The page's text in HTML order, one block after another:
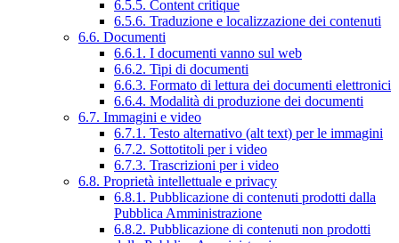
6.5.5. Content critique
6.5.6. Traduzione e localizzazione dei contenuti
6.6. Documenti
6.6.1. I documenti vanno sul web
6.6.2. Tipi di documenti
6.6.3. Formato di lettura dei documenti elettronici
6.6.4. Modalità di produzione dei documenti
6.7. Immagini e video
6.7.1. Testo alternativo (alt text) per le immagini
6.7.2. Sottotitoli per i video
6.7.3. Trascrizioni per i video
6.8. Proprietà intellettuale e privacy
6.8.1. Pubblicazione di contenuti prodotti dalla
Pubblica Amministrazione
6.8.2. Pubblicazione di contenuti non prodotti